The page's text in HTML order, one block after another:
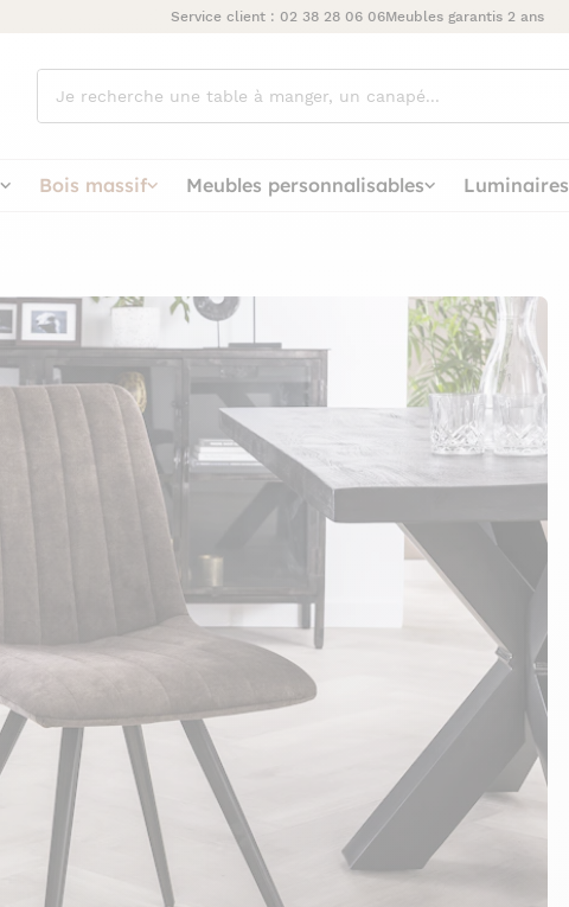
Service client : 02 38 28 06 06Meubles garantis 2 ans
cherchez
vous ?
Bois massif Meubles personnalisables Luminaires